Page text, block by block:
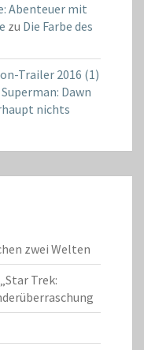
Abenteuer mit
zu Die Farbe des
Trailer 2016 (1)
Dawn
nichts
zwei Welten
Trek: